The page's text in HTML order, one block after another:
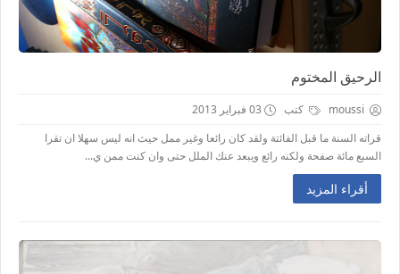
الرحيق المختوم
moussi كتب
03 فبراير 2013
قراته السنة ما قبل الفائتة ولقد كان رائعا وغير ممل حيث انه ليس سهلا ان تقرا
السبع مائة صفحة ولكنه رائع ويبعد عنك الملل حتى وان كنت ممن ي...
أقراء المزيد